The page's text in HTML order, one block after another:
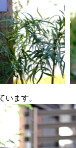
います。